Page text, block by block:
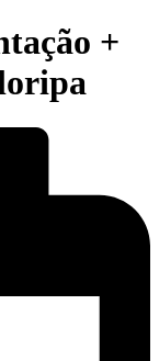
+